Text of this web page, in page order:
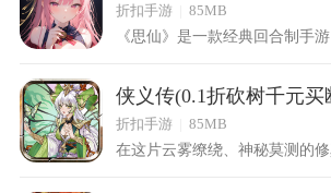
折扣手游 85MB
侠义传(0.1折砍树千元买
折扣手游 85MB